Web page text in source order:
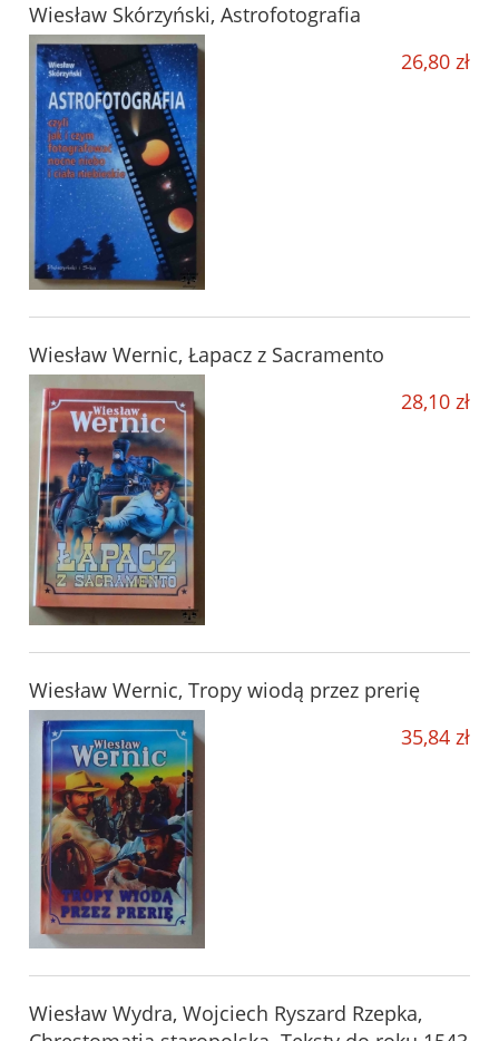
Wiesław Skórzyński, Astrofotografia
26,80 zł
Wiesław Wernic, Łapacz z Sacramento
28,10 zł
Wiesław Wernic, Tropy wiodą przez prerię
35,84 zł
Wiesław Wydra, Wojciech Ryszard Rzepka,